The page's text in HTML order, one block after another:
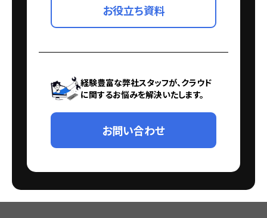
お役立ち資料
経験豊富な弊社スタッフが、クラウド
に関するお悩みを解決いたします。
お問い合わせ